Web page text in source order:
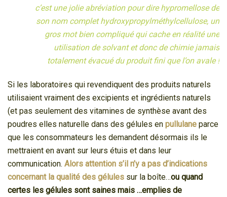
c’est une jolie abréviation pour dire hypromellose de
son nom complet hydroxypropylméthylcellulose, un
gros mot bien compliqué qui cache en réalité une
utilisation de solvant et donc de chimie jamais
totalement évacué du produit fini que l’on avale !
Si les laboratoires qui revendiquent des produits naturels
utilisaient vraiment des excipients et ingrédients naturels
(et pas seulement des vitamines de synthèse avant des
poudres elles naturelle dans des gélules en pullulane parce
que les consommateurs les demandent désormais ils le
mettraient en avant sur leurs étuis et dans leur
communication. Alors attention s’il n’y a pas d’indications
concernant la qualité des gélules sur la boîte…ou quand
certes les gélules sont saines mais …emplies de